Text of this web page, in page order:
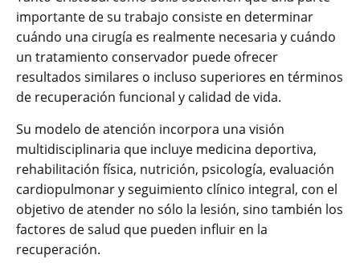
importante de su trabajo consiste en determinar
cuándo una cirugía es realmente necesaria y cuándo
un tratamiento conservador puede ofrecer
resultados similares o incluso superiores en términos
de recuperación funcional y calidad de vida.
Su modelo de atención incorpora una visión
multidisciplinaria que incluye medicina deportiva,
rehabilitación física, nutrición, psicología, evaluación
cardiopulmonar y seguimiento clínico integral, con el
objetivo de atender no sólo la lesión, sino también los
factores de salud que pueden influir en la
recuperación.